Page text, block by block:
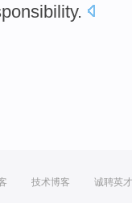
.
技术博客 诚聘英才